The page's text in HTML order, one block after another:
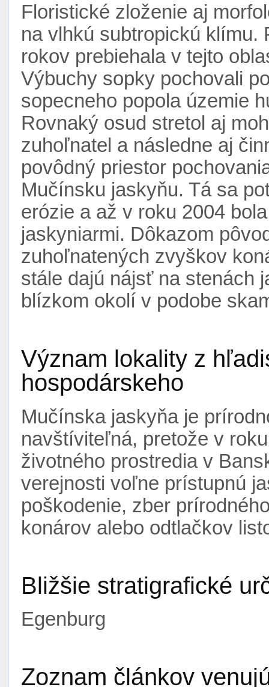
Floristické zloženie aj
na vlhkú subtropickú klímu.
rokov prebiehala v tejto
Výbuchy sopky pochovali
sopecneho popola územie
Rovnaký osud stretol aj
zuhoľnatel a následne aj
povôdný priestor
Mučínsku jaskyňu. Tá sa
erózie a až v roku 2004
jaskyniarmi. Dôkazom
zuhoľnatených zvyškov
stále dajú nájsť na stenách
blízkom okolí v podobe
Význam lokality z
hospodárskeho
Mučínska jaskyňa je
navštíviteľná, pretože v
životného prostredia v
verejnosti voľne prístupnú
poškodenie, zber
konárov alebo odtlačkov
Bližšie stratigrafické
Egenburg
Zoznam článkov